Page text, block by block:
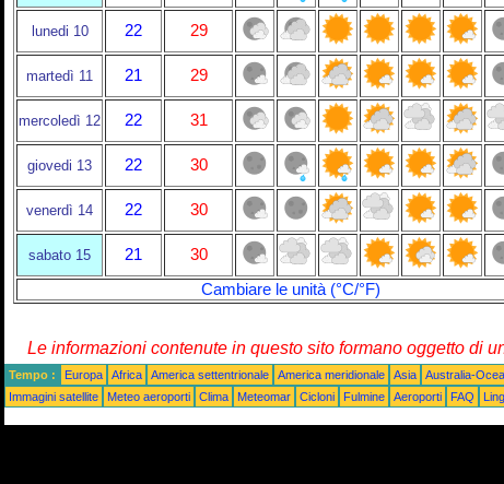
lunedi 10 22 29
martedì 11 21 29
mercoledì 12 22 31
giovedi 13 22 30
venerdì 14 22 30
sabato 15 21
30
Cambiare le unità (°C/°F)
Le informazioni contenute in questo sito formano oggetto di
Tempo : Europa Africa America settentrionale America meridionale Asia Australia-
Immagini satellite
Meteo aeroporti Clima Meteomar Cicloni Fulmine Aeroporti FAQ